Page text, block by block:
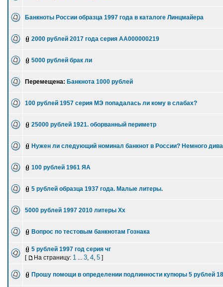
Банкноты России образца 1997 года в каталоге Линцмайера
2000 рублей 2017 года серия АА000000219
5000 рублей брак ли
Перемещена: Банкнота 1000 рублей
100 рублей 1957 серия МЭ попадалась ли кому в слабах?
25000 рублей 1921. оборванный периметр
Нужен ли следующий номинал банкнот в России? Немного
100 рублей 1961 ЯА
5 рублей образца 1937 года. Малые литеры.
5000 рублей 1997 2010 литеры Хх
Вопрос по тестовым банкнотам Гознака
5 рублей 1997 год серия чг
[
На страницу: 1 3 4 5 ]
Прошу помощи в определении подлинности купюры 5 рублей